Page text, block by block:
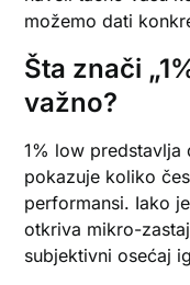
možemo dati
Šta znači
važno?
1% low predstavlja
pokazuje koliko
performansi. Iako
otkriva mikro-
subjektivni osećaj